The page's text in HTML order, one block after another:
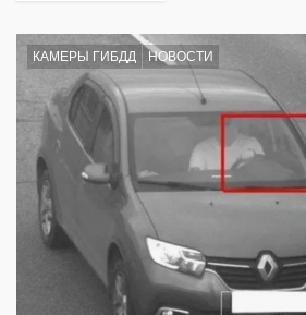
КАМЕРЫ ГИБДД НОВОСТИ